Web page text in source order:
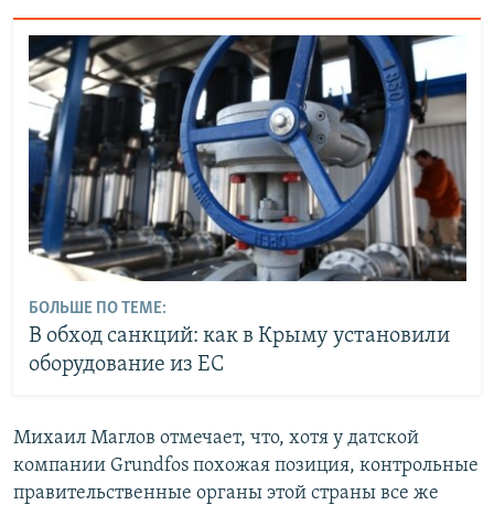
БОЛЬШЕ ПО ТЕМЕ:
В обход санкций: как в Крыму установили
оборудование из ЕС
Михаил Маглов отмечает, что, хотя у датской
компании Grundfos похожая позиция, контрольные
правительственные органы этой страны все же